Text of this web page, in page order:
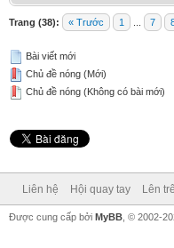
Trang (38): « Trước 1 7
Bài viết mới
Chủ đề nóng (Mới)
Chủ đề nóng (Không có bài mới)
Liên hệ Hội quay tay Lên
Được cung cấp bởi MyBB , © 2002-